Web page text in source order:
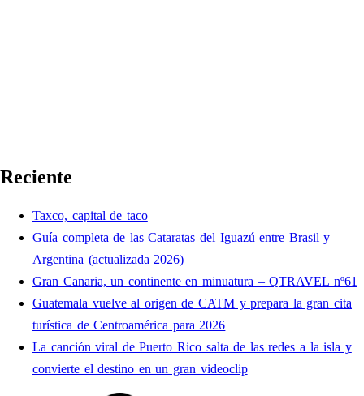
Reciente
Taxco, capital de taco
Guía completa de las Cataratas del Iguazú entre Brasil y
Argentina (actualizada 2026)
Gran Canaria, un continente en minuatura – QTRAVEL nº61
Guatemala vuelve al origen de CATM y prepara la gran cita
turística de Centroamérica para 2026
La canción viral de Puerto Rico salta de las redes a la isla y
convierte el destino en un gran videoclip